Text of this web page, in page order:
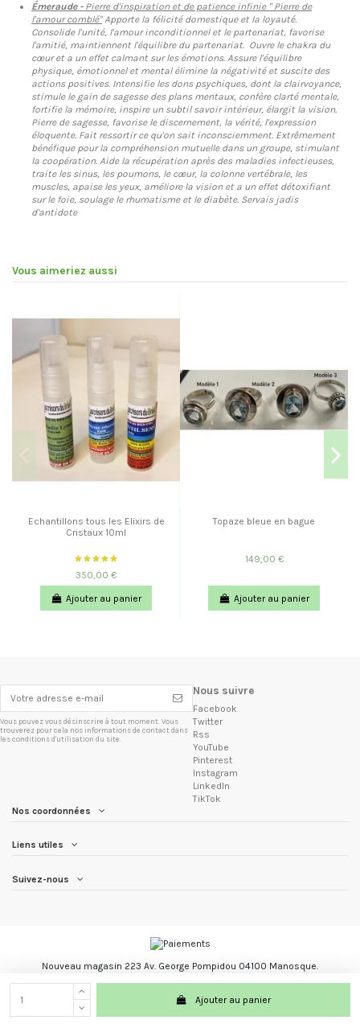
Ajouter au panier
Émeraude - Pierre d'inspiration et de patience infinie " Pierre de
l'amour comblé"Apporte la félicité domestique et la loyauté.
Consolide l'unité, l'amour inconditionnel et le partenariat, favorise
l'amitié, maintiennent l'équilibre du partenariat. Ouvre le chakra du
cœur et a un effet calmant sur les émotions. Assure l'équilibre
physique, émotionnel et mental élimine la négativité et suscite des
actions positives. Intensifie les dons psychiques, dont la clairvoyance,
stimule le gain de sagesse des plans mentaux, confère clarté mentale,
fortifie la mémoire, inspire un subtil savoir intérieur, élargit la vision.
Pierre de sagesse, favorise le discernement, la vérité, l'expression
éloquente. Fait ressortir ce qu'on sait inconsciemment. Extrêmement
bénéfique pour la compréhension mutuelle dans un groupe, stimulant
la coopération. Aide la récupération après des maladies infectieuses,
traite les sinus, les poumons, le cœur, la colonne vertébrale, les
muscles, apaise les yeux, améliore la vision et a un effet détoxifiant
sur le foie, soulage le rhumatisme et le diabète. Servais jadis
d'antidote
Vous aimeriez aussi
Echantillons tous les Elixirs de
Cristaux 10ml
350,00 €
Ajouter au panier
Topaze bleue en bague
149,00 €
Ajouter au panier
Vous pouvez vous désinscrire à tout moment. Vous
trouverez pour cela nos informations de contact dans
les conditions d'utilisation du site.
Nous suivre
Facebook
Twitter
Rss
YouTube
Pinterest
Instagram
LinkedIn
TikTok
Nos coordonnées
Liens utiles
Suivez-nous
Nouveau magasin 223 Av. George Pompidou 04100 Manosque.
Les Trésors du Brésil marque registré.